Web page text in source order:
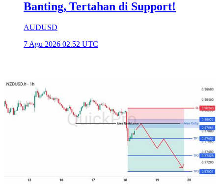
Banting, Tertahan di Support!
AUDUSD
7 Agu 2026 02.52 UTC